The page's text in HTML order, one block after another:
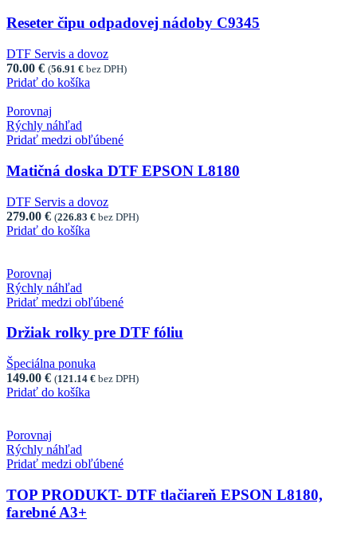
Reseter čipu odpadovej nádoby C9345
DTF Servis a dovoz
70.00 € (56.91 € bez DPH)
Pridať do košíka
Porovnaj
Rýchly náhľad
Pridať medzi obľúbené
Matičná doska DTF EPSON L8180
DTF Servis a dovoz
279.00 € (226.83 € bez DPH)
Pridať do košíka
Porovnaj
Rýchly náhľad
Pridať medzi obľúbené
Držiak rolky pre DTF fóliu
Špeciálna ponuka
149.00 € (121.14 € bez DPH)
Pridať do košíka
Porovnaj
Rýchly náhľad
Pridať medzi obľúbené
TOP PRODUKT- DTF tlačiareň EPSON L8180,
farebné A3+